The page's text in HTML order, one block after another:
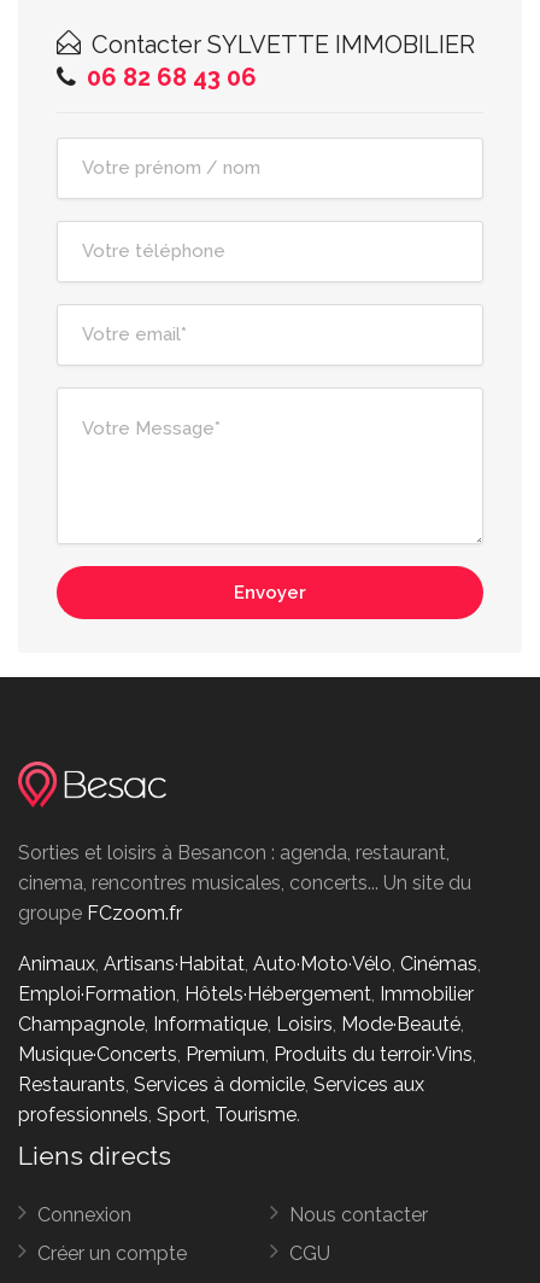
Contacter SYLVETTE IMMOBILIER
06 82 68 43 06
Envoyer
Sorties et loisirs à Besancon : agenda, restaurant,
cinema, rencontres musicales, concerts... Un site du
groupe FCzoom.fr
Animaux, Artisans·Habitat, Auto·Moto·Vélo, Cinémas,
Emploi·Formation, Hôtels·Hébergement, Immobilier
Champagnole, Informatique, Loisirs, Mode·Beauté,
Musique·Concerts, Premium, Produits du terroir·Vins,
Restaurants, Services à domicile, Services aux
professionnels, Sport, Tourisme.
Liens directs
Connexion
Créer un compte
Nous contacter
CGU